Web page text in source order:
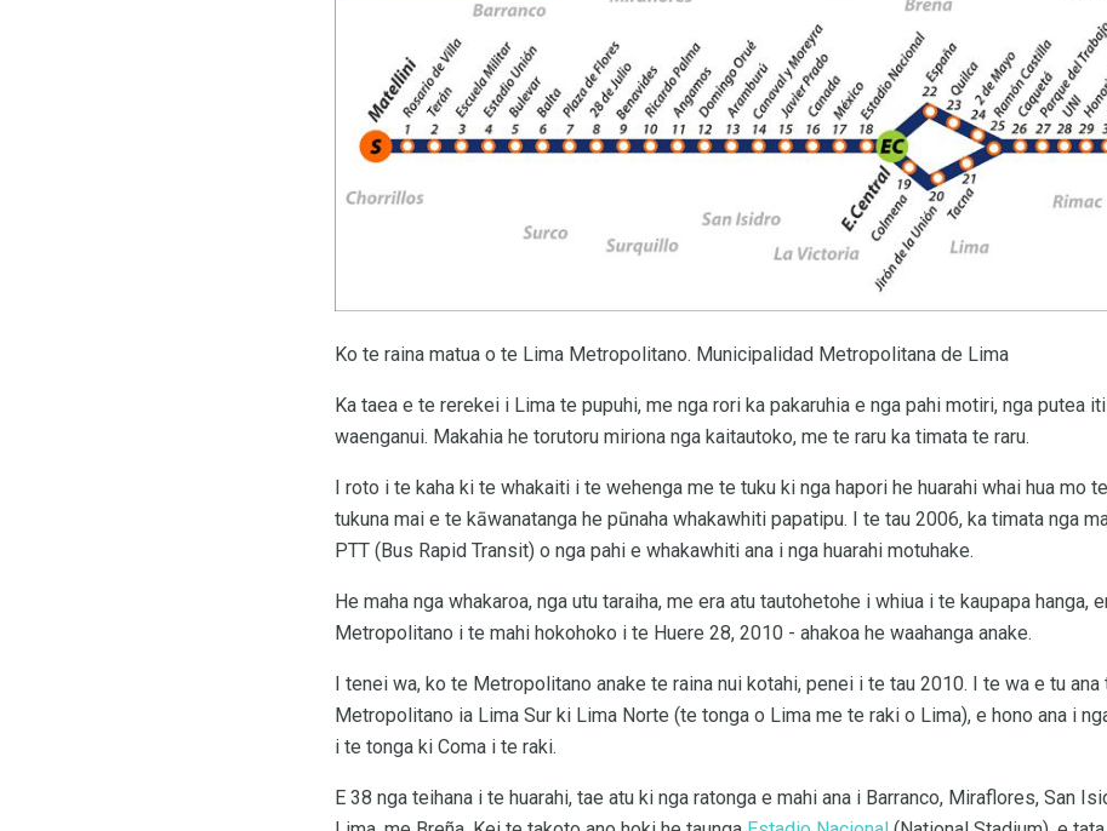
Ko te raina matua o te Lima Metropolitano. Municipalidad Metropolitana de Lima
Ka taea e te rerekei i Lima te pupuhi, me nga rori ka pakaruhia e nga pahi motiri, nga putea
waenganui. Makahia he torutoru miriona nga kaitautoko, me te raru ka timata te raru.
I roto i te kaha ki te whakaiti i te wehenga me te tuku ki nga hapori he huarahi whai hua mo
tukuna mai e te kāwanatanga he pūnaha whakawhiti papatipu. I te tau 2006, ka timata nga
PTT (Bus Rapid Transit) o ​​nga pahi e whakawhiti ana i nga huarahi motuhake.
He maha nga whakaroa, nga utu taraiha, me era atu tautohetohe i whiua i te kaupapa hanga,
Metropolitano i te mahi hokohoko i te Huere 28, 2010 - ahakoa he waahanga anake.
I tenei wa, ko te Metropolitano anake te raina nui kotahi, penei i te tau 2010. I te wa e tu ana
Metropolitano ia Lima Sur ki Lima Norte (te tonga o Lima me te raki o Lima), e hono ana i
i te tonga ki Coma i te raki.
E 38 nga teihana i te huarahi, tae atu ki nga ratonga e mahi ana i Barranco, Miraflores, San